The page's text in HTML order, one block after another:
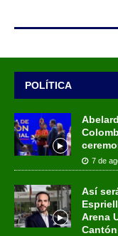
POLÍTICA
7 de
Así
Arena